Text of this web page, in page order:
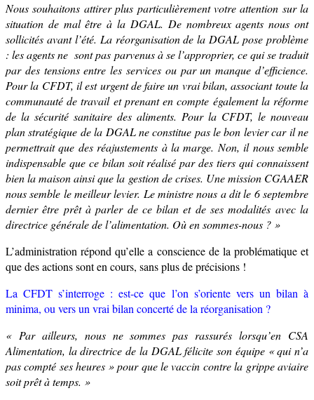
Nous souhaitons attirerplus particulièrementvotre attention sur la
situation de mal être à la DGAL. De nombreux agents nous ont
sollicités avant l’été. La réorganisation de la DGAL pose problème
:les agents ne sont pas parvenus à se l’approprier, ce qui se traduit
par des tensions entre les services ou par un manque d’efficience.
Pour la CFDT, il est urgent de faire un vrai bilan, associant toute la
communauté de travail et prenant en compte également la réforme
de la sécurité sanitaire des aliments. Pour la CFDT, le nouveau
plan stratégique de la DGAL ne constitue pas le bon levier car il ne
permettrait que des réajustements à la marge. Non, il nous semble
indispensable que ce bilan soit réalisé par des tiers qui connaissent
bien la maison ainsi que la gestion de crises. Une mission CGAAER
nous semble le meilleur levier. Le ministre nous a dit le 6 septembre
dernier être prêt à parler de ce bilan et de ses modalités avec la
directrice générale de l’alimentation. Où en sommes-nous ? »
L’administration répondqu’elle a conscience de la problématique et
que des actions sont en cours, sans plus de précisions !
La CFDT s’interroge : est-ce que l’on s’oriente vers un bilan à
minima, ou vers un vrai bilan concerté de la réorganisation ?
« Par ailleurs, nous ne sommes pas rassurés lorsqu’en CSA
Alimentation, la directrice de la DGAL félicite son équipe « qui n’a
pas compté ses heures » pour que le vaccin contre la grippe aviaire
soit prêt à temps. »